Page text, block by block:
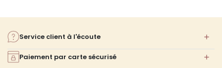
Service client à l'écoute
Paiement par carte sécurisé